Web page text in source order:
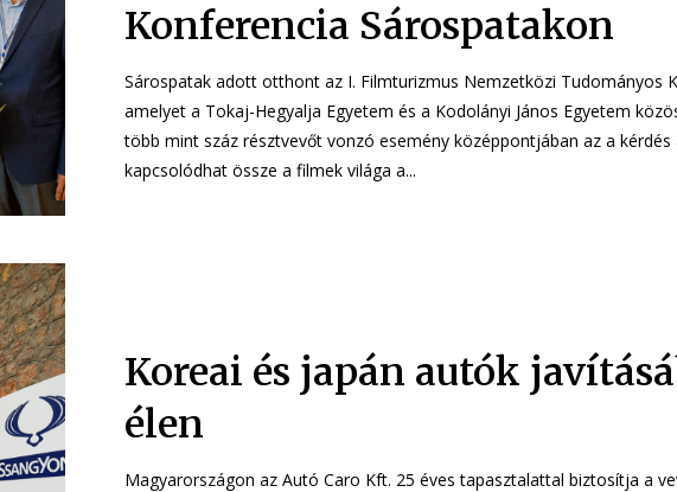
Konferencia Sárospatakon
Sárospatak adott otthont az I. Filmturizmus Nemzetközi Tudományos
amelyet a Tokaj-Hegyalja Egyetem és a Kodolányi János Egyetem
több mint száz résztvevőt vonzó esemény középpontjában az a kérdés
kapcsolódhat össze a filmek világa a...
Koreai és japán autók
élen
Magyarországon az Autó Caro Kft. 25 éves tapasztalattal biztosítja a